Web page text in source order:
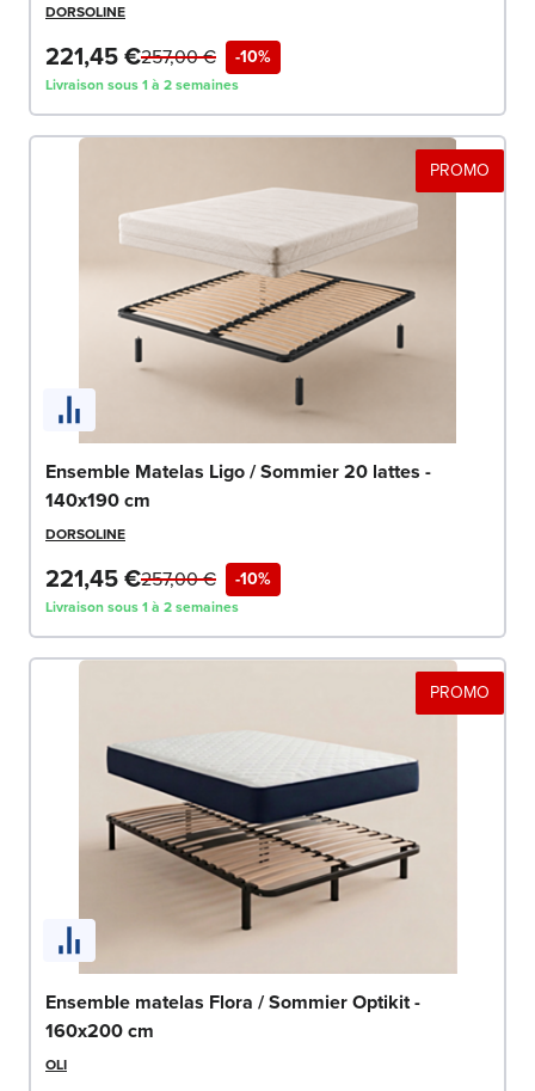
DORSOLINE
221,45 € -10%
257,00 €
Livraison sous 1 à 2 semaines
PROMO
Ensemble Matelas Ligo / Sommier 20 lattes -
140x190 cm
DORSOLINE
221,45 € -10%
257,00 €
Livraison sous 1 à 2 semaines
PROMO
Ensemble matelas Flora / Sommier Optikit -
160x200 cm
OLI